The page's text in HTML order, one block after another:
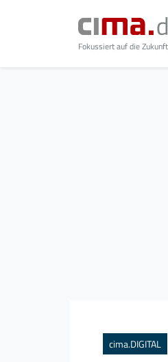
Fokussiert auf die
Kategorien
cima.DIGITAL